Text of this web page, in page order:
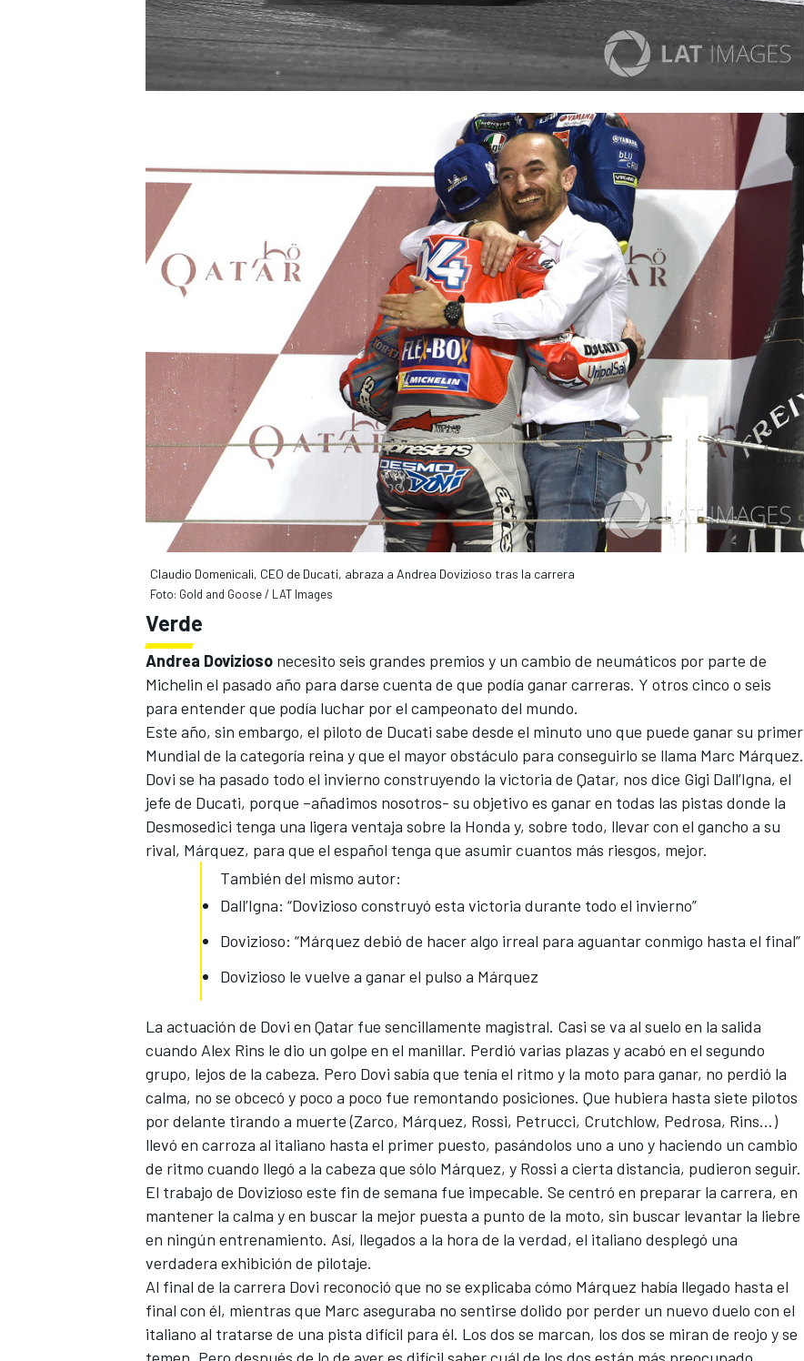
MÁS CATEGORÍAS
Claudio Domenicali, CEO de Ducati, abraza a Andrea Dovizioso tras la carrera
Foto: Gold and Goose / LAT Images
Verde
Andrea Dovizioso necesito seis grandes premios y un cambio de neumáticos por parte de
Michelin el pasado año para darse cuenta de que podía ganar carreras. Y otros cinco o seis
para entender que podía luchar por el campeonato del mundo.
Este año, sin embargo, el piloto de Ducati sabe desde el minuto uno que puede ganar su primer
Mundial de la categoría reina y que el mayor obstáculo para conseguirlo se llama Marc Márquez.
Dovi se ha pasado todo el invierno construyendo la victoria de Qatar, nos dice Gigi Dall’Igna, el
jefe de Ducati, porque –añadimos nosotros- su objetivo es ganar en todas las pistas donde la
Desmosedici tenga una ligera ventaja sobre la Honda y, sobre todo, llevar con el gancho a su
rival, Márquez, para que el español tenga que asumir cuantos más riesgos, mejor.
También del mismo autor:
Dall’Igna: “Dovizioso construyó esta victoria durante todo el invierno”
Dovizioso: “Márquez debió de hacer algo irreal para aguantar conmigo hasta el final”
Dovizioso le vuelve a ganar el pulso a Márquez
La actuación de Dovi en Qatar fue sencillamente magistral. Casi se va al suelo en la salida
cuando Alex Rins le dio un golpe en el manillar. Perdió varias plazas y acabó en el segundo
grupo, lejos de la cabeza. Pero Dovi sabía que tenía el ritmo y la moto para ganar, no perdió la
calma, no se obcecó y poco a poco fue remontando posiciones. Que hubiera hasta siete pilotos
por delante tirando a muerte (Zarco, Márquez, Rossi, Petrucci, Crutchlow, Pedrosa, Rins…)
llevó en carroza al italiano hasta el primer puesto, pasándolos uno a uno y haciendo un cambio
de ritmo cuando llegó a la cabeza que sólo Márquez, y Rossi a cierta distancia, pudieron seguir.
El trabajo de Dovizioso este fin de semana fue impecable. Se centró en preparar la carrera, en
mantener la calma y en buscar la mejor puesta a punto de la moto, sin buscar levantar la liebre
en ningún entrenamiento. Así, llegados a la hora de la verdad, el italiano desplegó una
verdadera exhibición de pilotaje.
Al final de la carrera Dovi reconoció que no se explicaba cómo Márquez había llegado hasta el
final con él, mientras que Marc aseguraba no sentirse dolido por perder un nuevo duelo con el
italiano al tratarse de una pista difícil para él. Los dos se marcan, los dos se miran de reojo y se